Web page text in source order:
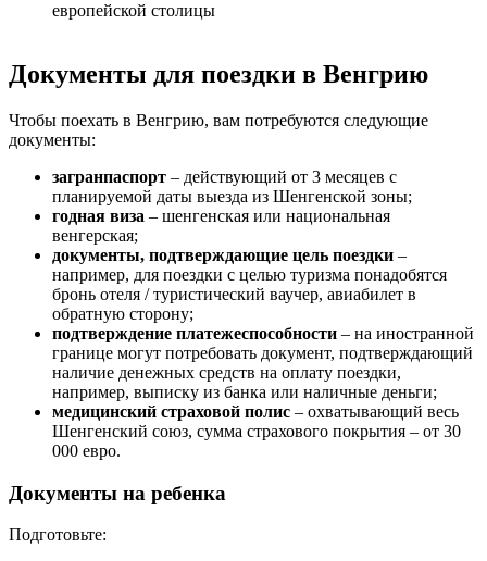
европейской столицы
Документы для поездки в Венгрию
Чтобы поехать в Венгрию, вам потребуются следующие
документы:
загранпаспорт – действующий от 3 месяцев с
планируемой даты выезда из Шенгенской зоны;
годная виза – шенгенская или национальная
венгерская;
документы, подтверждающие цель поездки –
например, для поездки с целью туризма понадобятся
бронь отеля / туристический ваучер, авиабилет в
обратную сторону;
подтверждение платежеспособности – на иностранной
границе могут потребовать документ, подтверждающий
наличие денежных средств на оплату поездки,
например, выписку из банка или наличные деньги;
медицинский страховой полис – охватывающий весь
Шенгенский союз, сумма страхового покрытия – от 30
000 евро.
Документы на ребенка
Подготовьте: